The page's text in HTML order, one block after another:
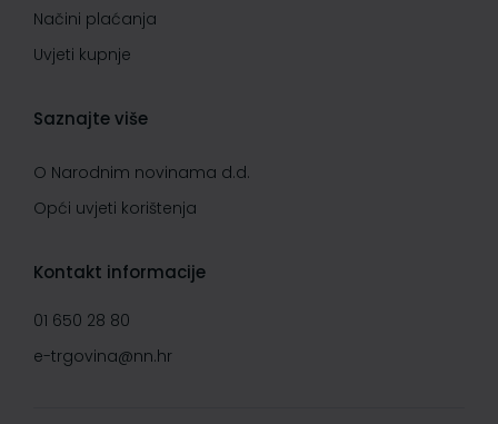
Načini plaćanja
Uvjeti kupnje
Saznajte više
O Narodnim novinama d.d.
Opći uvjeti korištenja
Kontakt informacije
01 650 28 80
e-trgovina@nn.hr